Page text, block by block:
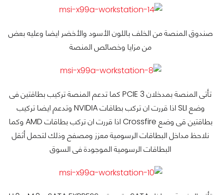
صندوق المنصة من الخلف باللون الأسود والأخضر ايضا وعليه بعض
من مزايا وخصائص المنصة
تأتى المنصة بمدخلان PCIE 3 كما تدعم المنصة تركيب بطاقتين فى
وضع SLI اذا قررت ان تركب بطاقات NVIDIA وتدعم ايضا تركيب
بطاقتين قى وضع Crossfire اذا قررت ان تركب بطاقات AMD وكما
نلاحظ مداخل البطاقات الرسومية معزز ومصفح وذلك لتحمل أثقل
البطاقات الرسومية الموجودة فى السوق